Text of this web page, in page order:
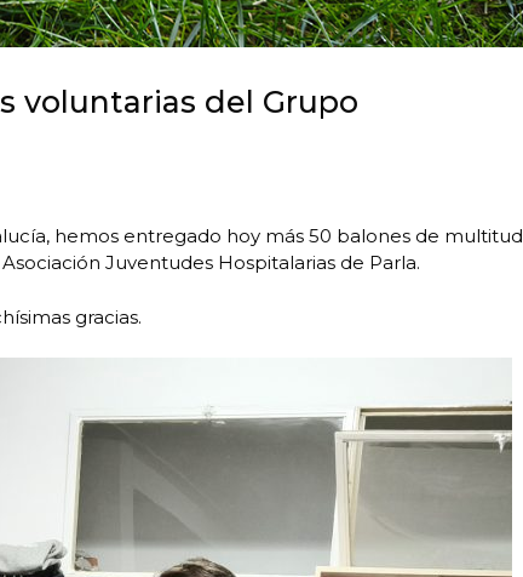
voluntarias del Grupo
hemos entregado hoy más 50 balones de multitud
Juventudes Hospitalarias de Parla.
gracias.